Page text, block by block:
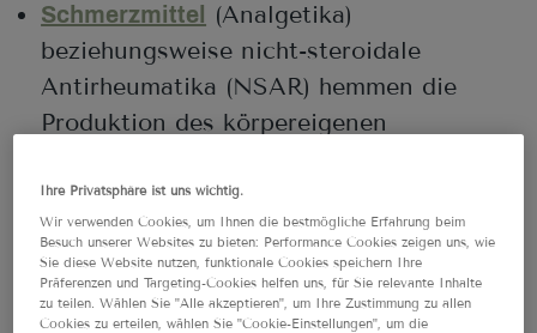
Schmerzmittel
(Analgetika)
beziehungsweise nicht-steroidale
Antirheumatika (NSAR) hemmen die
Produktion des körpereigenen
die Schmerzwahrnehmung
mitverantwortlich.
Antiemetika, beispielsweise
Dimenhydrinat und Diphenhydramin,
Ihre Privatsphäre ist uns wichtig.
Wir verwenden Cookies, um Ihnen die bestmögliche Erfahrung beim
Besuch unserer Websites zu bieten: Performance Cookies zeigen uns, wie
Sie diese Website nutzen, funktionale Cookies speichern Ihre
Präferenzen und Targeting-Cookies helfen uns, für Sie relevante Inhalte
zu teilen. Wählen Sie "Alle akzeptieren", um Ihre Zustimmung zu allen
Cookies zu erteilen, wählen Sie "Cookie-Einstellungen", um die